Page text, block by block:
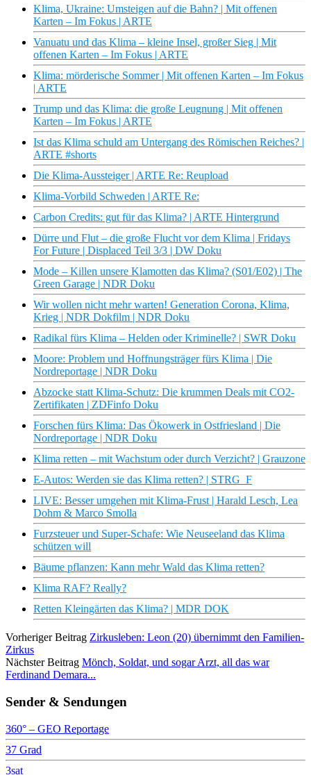
Klima, Ukraine: Umsteigen auf die Bahn? | Mit offenen
Karten – Im Fokus | ARTE
Vanuatu und das Klima – kleine Insel, großer Sieg | Mit
offenen Karten – Im Fokus | ARTE
Klima: mörderische Sommer | Mit offenen Karten – Im Fokus
| ARTE
Trump und das Klima: die große Leugnung | Mit offenen
Karten – Im Fokus | ARTE
Ist das Klima schuld am Untergang des Römischen Reiches? |
ARTE #shorts
Die Klima-Aussteiger | ARTE Re: Reupload
Klima-Vorbild Schweden | ARTE Re:
Carbon Credits: gut für das Klima? | ARTE Hintergrund
Dürre und Flut – die große Flucht vor dem Klima | Fridays
For Future | Displaced Teil 3/3 | DW Doku
Mode – Killen unsere Klamotten das Klima? (S01/E02) | The
Green Garage | NDR Doku
Wir wollen nicht mehr warten! Generation Corona, Klima,
Krieg | NDR Dokfilm | NDR Doku
Radikal fürs Klima – Helden oder Kriminelle? | SWR Doku
Moore: Problem und Hoffnungsträger fürs Klima | Die
Nordreportage | NDR Doku
Abzocke statt Klima-Schutz: Die krummen Deals mit CO2-
Zertifikaten | ZDFinfo Doku
Forschen fürs Klima: Das Ökowerk in Ostfriesland | Die
Nordreportage | NDR Doku
Klima retten – mit Wachstum oder durch Verzicht? | Grauzone
E-Autos: Werden sie das Klima retten? | STRG_F
LIVE: Besser umgehen mit Klima-Frust | Harald Lesch, Lea
Dohm & Marco Smolla
Furzsteuer und Super-Schafe: Wie Neuseeland das Klima
schützen will
Bäume pflanzen: Kann mehr Wald das Klima retten?
Klima RAF? Really?
Retten Kleingärten das Klima? | MDR DOK
Vorheriger Beitrag Zirkusleben: Leon (20) übernimmt den Familien-
Zirkus
Nächster Beitrag Mönch, Soldat, und sogar Arzt, all das war
Ferdinand Demara...
Sender & Sendungen
360° – GEO Reportage
37 Grad
3sat